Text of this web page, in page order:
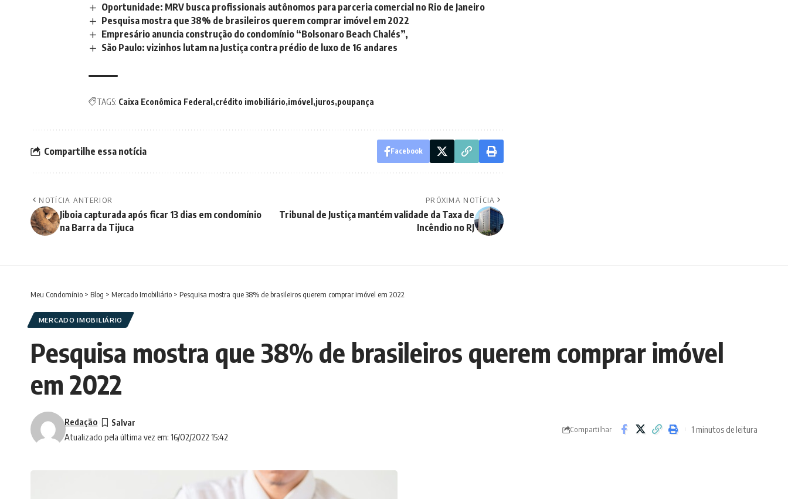
Oportunidade: MRV busca profissionais autônomos para parceria comercial no Rio de Janeiro
Pesquisa mostra que 38% de brasileiros querem comprar imóvel em 2022
Empresário anuncia construção do condomínio “Bolsonaro Beach Chalés”,
São Paulo: vizinhos lutam na Justiça contra prédio de luxo de 16 andares
TAGS: Caixa Econômica Federal crédito imobiliário imóvel juros poupança
Compartilhe essa notícia Facebook
NOTÍCIA ANTERIOR
Jiboia capturada após ficar 13 dias em condomínio
na Barra da Tijuca
PRÓXIMA NOTÍCIA
Tribunal de Justiça mantém validade da Taxa de
Incêndio no RJ
Meu Condomínio > Blog > Mercado Imobiliário > Pesquisa mostra que 38% de brasileiros querem comprar imóvel em 2022
MERCADO IMOBILIÁRIO
Pesquisa mostra que 38% de brasileiros querem comprar imóvel
em 2022
Atualizado pela última vez em: 16/02/2022 15:42
Redação
Compartilhar 1 minutos de leitura